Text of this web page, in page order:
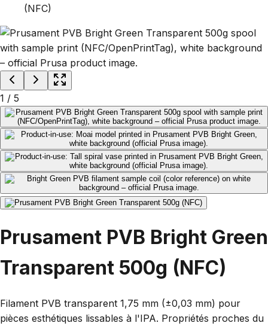
(NFC)
1 / 5
Prusament PVB Bright Green
Transparent 500g (NFC)
Filament PVB transparent 1,75 mm (±0,03 mm) pour
pièces esthétiques lissables à l'IPA. Propriétés proches du